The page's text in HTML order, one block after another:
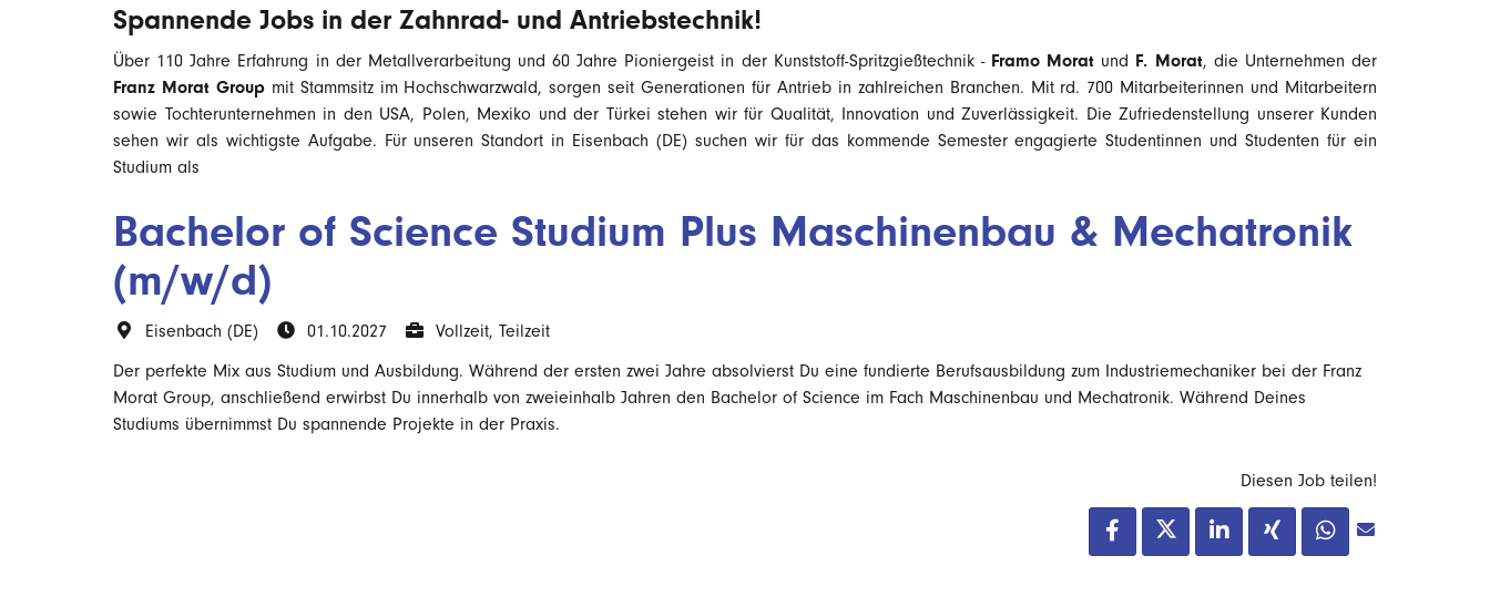
Bachelor of Science Studium Plus Maschinenbau & Mechatronik
(m/w/d)
Eisenbach (DE) 01.10.2027
Vollzeit, Teilzeit
Der perfekte Mix aus Studium und Ausbildung. Während der ersten zwei Jahre absolvierst Du eine fundierte Berufsausbildung zum Industriemechaniker bei der Franz
Morat Group, anschließend erwirbst Du innerhalb von zweieinhalb Jahren den Bachelor of Science im Fach Maschinenbau und Mechatronik. Während Deines
Studiums übernimmst Du spannende Projekte in der Praxis.
Diesen Job teilen!
Spannende Jobs in der Zahnrad- und Antriebstechnik!
Über 110 Jahre Erfahrung in der Metallverarbeitung und 60 Jahre Pioniergeist in der Kunststoff-Spritzgießtechnik - Framo Morat und F. Morat, die Unternehmen der
Franz Morat Groupmit Stammsitz im Hochschwarzwald, sorgen seit Generationen für Antrieb in zahlreichen Branchen. Mit rd. 700 Mitarbeiterinnen und Mitarbeitern
sowie Tochterunternehmen in den USA, Polen, Mexiko und der Türkei stehen wir für Qualität, Innovation und Zuverlässigkeit. Die Zufriedenstellung unserer Kunden
sehen wir als wichtigste Aufgabe. Für unseren Standort in Eisenbach (DE) suchen wir für das kommende Semester engagierte Studentinnen und Studenten für ein
Studium als